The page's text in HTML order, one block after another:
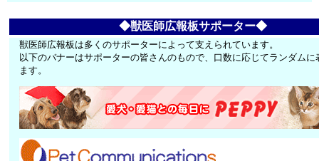
◆獣医師広報板サポーター◆
獣医師広報板は多くのサポーターによって支えられています。
以下のバナーはサポーターの皆さんのもので、口数に応じてランダムに
ます。